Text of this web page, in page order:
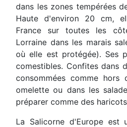
dans les zones tempérées
Haute d'environ 20 cm,
France sur toutes les
Lorraine dans les marais
où elle est protégée). Ses
comestibles. Confites dans
consommées comme
omelette ou dans les
préparer comme des
La Salicorne d'Europe est